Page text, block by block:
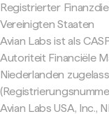
Registrierter
Vereinigten Staaten
Avian Labs ist als
Autoriteit Financiële
Niederlanden
Avian Labs USA, Inc.,